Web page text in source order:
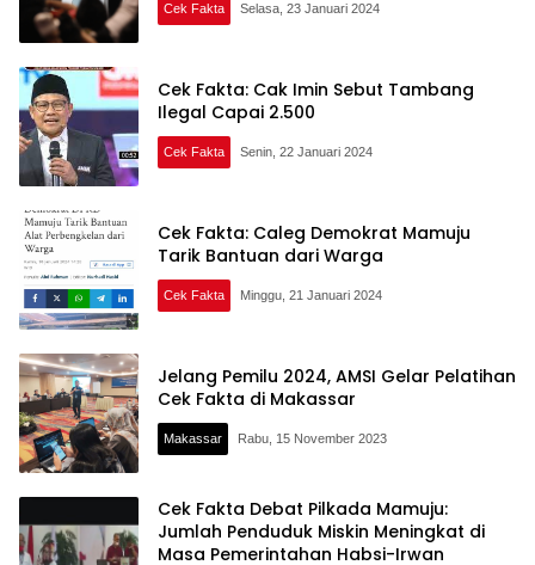
Cek Fakta Selasa, 23 Januari 2024
Cek Fakta: Cak Imin Sebut Tambang
Ilegal Capai 2.500
Cek Fakta Senin, 22 Januari 2024
Cek Fakta: Caleg Demokrat Mamuju
Tarik Bantuan dari Warga
Cek Fakta Minggu, 21 Januari 2024
Jelang Pemilu 2024, AMSI Gelar Pelatihan
Cek Fakta di Makassar
Makassar Rabu, 15 November 2023
Cek Fakta Debat Pilkada Mamuju:
Jumlah Penduduk Miskin Meningkat di
Masa Pemerintahan Habsi-Irwan